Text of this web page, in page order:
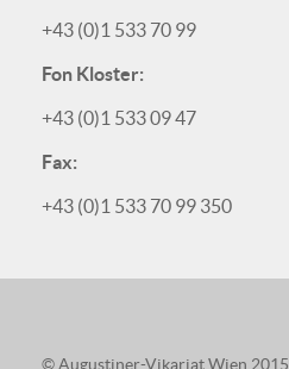
+43 (0)1 533 70 99
Fon Kloster:
+43 (0)1 533 09 47
Fax:
+43 (0)1 533 70 99 350
© Augustiner-Vikariat Wien 2015